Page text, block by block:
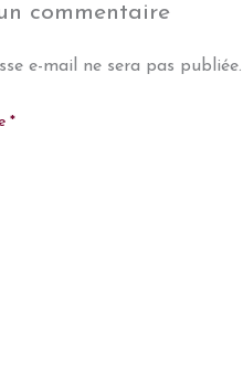
commentaire
e-mail ne sera pas publiée.
*